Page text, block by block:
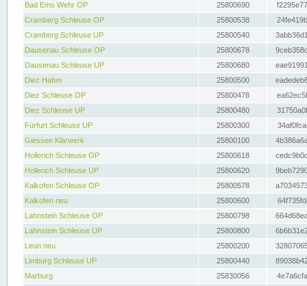
Bad Ems Wehr OP
25800690
Cramberg Schleuse OP
25800538
Cramberg Schleuse UP
25800540
Dausenau Schleuse OP
25800678
Dausenau Schleuse UP
25800680
Diez Hafen
25800500
Diez Schleuse OP
25800478
Diez Schleuse UP
25800480
Fürfurt Schleuse UP
25800300
Giessen Klärwerk
25800100
Hollerich Schleuse OP
25800618
Hollerich Schleuse UP
25800620
Kalkofen Schleuse OP
25800578
Kalkofen neu
25800600
Lahnstein Schleuse OP
25800798
Lahnstein Schleuse UP
25800800
Leun neu
25800200
Limburg Schleuse UP
25800440
Marburg
25830056